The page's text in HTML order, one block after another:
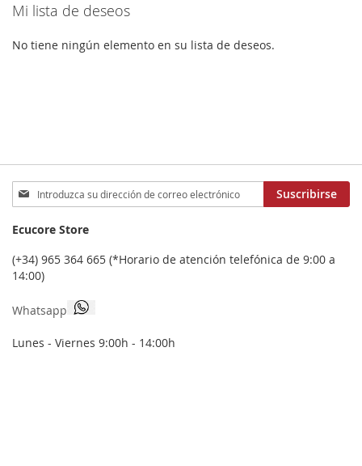
FAVORITOS
Mi lista de deseos
No tiene ningún elemento en su lista de deseos.
Inscríbase
a
boletín
de
noticias:
Suscribirse
Ecucore Store
(+34) 965 364 665 (*Horario de atención telefónica de 9:00 a
14:00)
Whatsapp
Lunes - Viernes 9:00h - 14:00h